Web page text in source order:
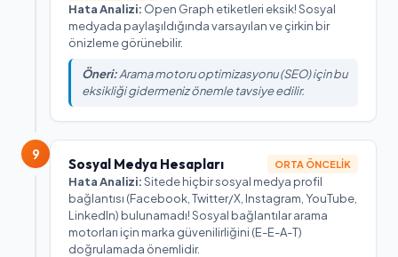
Hata Analizi: Open Graph etiketleri eksik! Sosyal
medyada paylaşıldığında varsayılan ve çirkin bir
önizleme görünebilir.
Öneri:Arama motoru optimizasyonu (SEO) için bu
eksikliği gidermeniz önemle tavsiye edilir.
9
Sosyal Medya Hesapları ORTA ÖNCELIK
Hata Analizi:Sitede hiçbir sosyal medya profil
bağlantısı (Facebook, Twitter/X, Instagram, YouTube,
LinkedIn) bulunamadı! Sosyal bağlantılar arama
motorları için marka güvenilirliğini (E-E-A-T)
doğrulamada önemlidir.